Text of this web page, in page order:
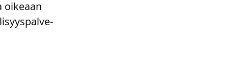
oi­ke­aan